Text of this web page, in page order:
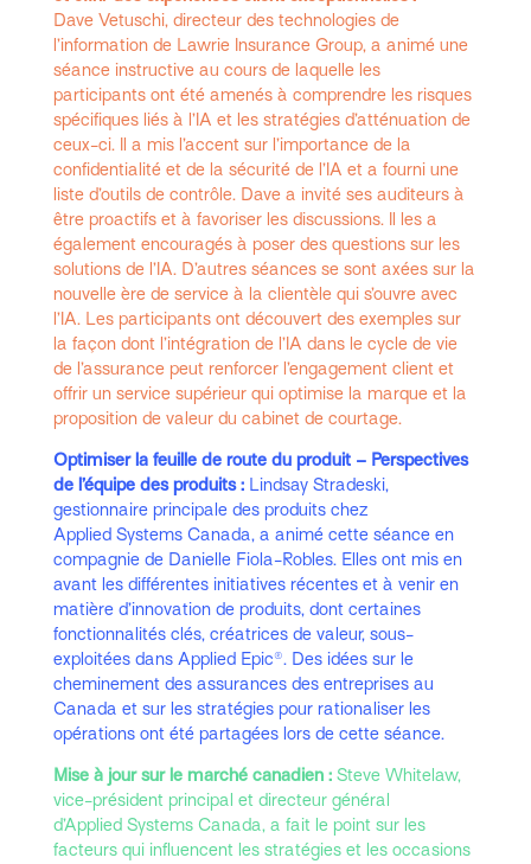
Dave Vetuschi, directeur des technologies de
l’information de Lawrie Insurance Group, a animé une
séance instructive au cours de laquelle les
participants ont été amenés à comprendre les risques
spécifiques liés à l’IA et les stratégies d’atténuation de
ceux-ci. Il a mis l’accent sur l’importance de la
confidentialité et de la sécurité de l’IA et a fourni une
liste d’outils de contrôle. Dave a invité ses auditeurs à
être proactifs et à favoriser les discussions. Il les a
également encouragés à poser des questions sur les
solutions de l’IA. D’autres séances se sont axées sur la
nouvelle ère de service à la clientèle qui s’ouvre avec
l’IA. Les participants ont découvert des exemples sur
la façon dont l’intégration de l’IA dans le cycle de vie
de l’assurance peut renforcer l’engagement client et
offrir un service supérieur qui optimise la marque et la
proposition de valeur du cabinet de courtage.
Optimiser la feuille de route du produit – Perspectives
de l’équipe des produits : Lindsay Stradeski,
gestionnaire principale des produits chez
Applied Systems Canada, a animé cette séance en
compagnie de Danielle Fiola-Robles. Elles ont mis en
avant les différentes initiatives récentes et à venir en
matière d’innovation de produits, dont certaines
fonctionnalités clés, créatrices de valeur, sous-
exploitées dans Applied Epic®. Des idées sur le
cheminement des assurances des entreprises au
Canada et sur les stratégies pour rationaliser les
opérations ont été partagées lors de cette séance.
Mise à jour sur le marché canadien :Steve Whitelaw,
vice-président principal et directeur général
d’Applied Systems Canada, a fait le point sur les
facteurs qui influencent les stratégies et les occasions